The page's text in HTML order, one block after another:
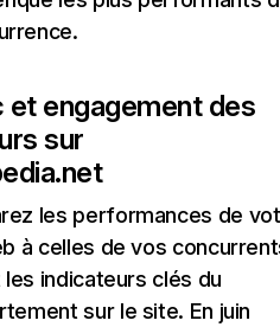
et engagement des
sur
les performances de
à celles de vos
les indicateurs clés du
sur le site. En juin